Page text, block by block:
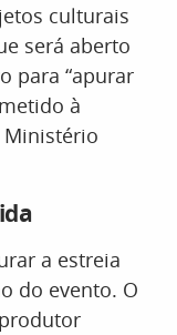
culturais
será aberto
para “apurar
à
a estreia
do evento. O